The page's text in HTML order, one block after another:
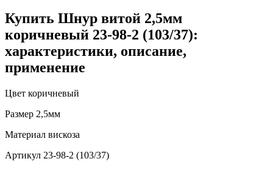
Купить Шнур витой 2,5мм
коричневый 23-98-2 (103/37):
характеристики, описание,
применение
Цвет коричневый
Размер 2,5мм
Материал вискоза
Артикул 23-98-2 (103/37)